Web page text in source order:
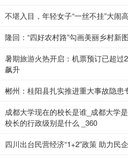
不堪入目，年轻女子“一丝不挂”大闹
隆回：“四好农村路”勾画美丽乡村新
暑期旅游火热开启：机票预订已超过
飙升
郴州：桂阳县扎实推进重大事故隐患
成都大学现在的校长是谁_成都大学
校长的行政级别是什么 _360
四川出台民营经济“1+2”政策 助力民